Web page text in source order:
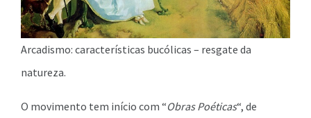
Arcadismo: características bucólicas – resgate da
natureza.
O movimento tem início com “Obras Poéticas“, de